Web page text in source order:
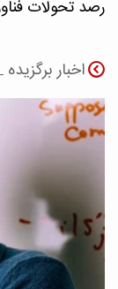
رصد تحولات
اخبار برگزیده